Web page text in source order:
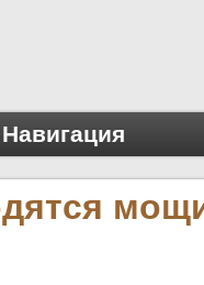
Навигация